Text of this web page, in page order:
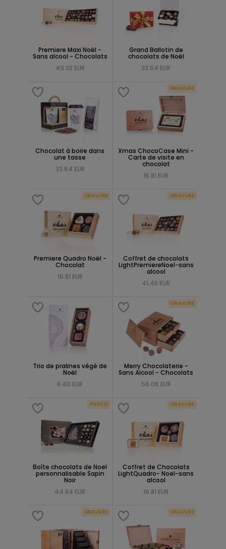
Premiere Maxi Noël -
Sans alcool - Chocolats
49.33 EUR
Grand Ballotin de
chocolats de Noël
33.64 EUR
Chocolat à boire dans
une tasse
33.64 EUR
GRAVURE
Xmas ChocoCase Mini -
Carte de visite en
chocolat
16.81 EUR
GRAVURE
Premiere Quadro Noël -
Chocolat
16.81 EUR
GRAVURE
Coffret de chocolats
LightPremiereNoel-sans
alcool
41.48 EUR
Trio de pralines végé de
Noël
8.40 EUR
GRAVURE
Merry Chocolaterie -
Sans Alcool - Chocolats
56.06 EUR
PHOTO
Boîte chocolats de Noel
personnalisable Sapin
Noir
44.84 EUR
GRAVURE
Coffret de Chocolats
LightQuadro- Noel-sans
alcool
16.81 EUR
GRAVURE GRAVURE